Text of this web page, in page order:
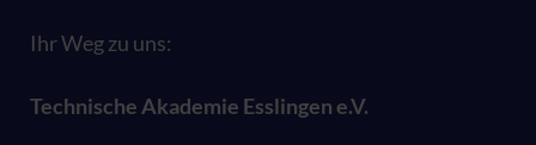
Ihr Weg zu uns:
Technische Akademie Esslingen e.V.